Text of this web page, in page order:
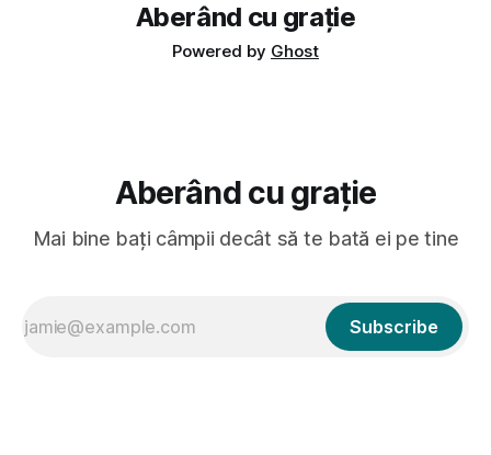
Aberând cu grație
Powered by Ghost
Aberând cu grație
Mai bine bați câmpii decât să te bată ei pe tine
Subscribe